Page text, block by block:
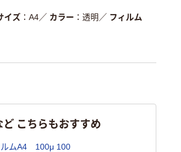
イズ A4／ カラー 透明 ／ フィルム
ど こちらもおすすめ
ムA4 100μ 100